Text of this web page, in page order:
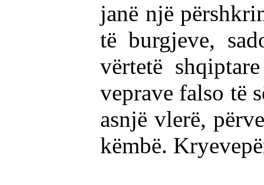
janë një
të burgjeve,
vërtetë
veprave falso të
asnjë vlerë,
këmbë.